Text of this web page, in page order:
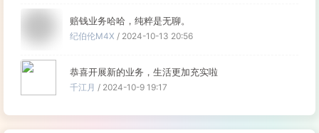
赔钱业务哈哈，纯粹是无聊。
纪伯伦M4X / 2024-10-13 20:56
恭喜开展新的业务，生活更加充实啦
千江月 / 2024-10-9 19:17